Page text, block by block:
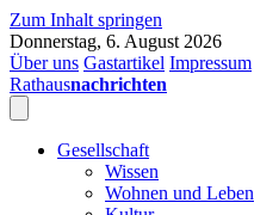
Zum Inhalt springen
Donnerstag, 6. August 2026
Über uns Gastartikel Impressum
Rathausnachrichten
Gesellschaft
Wissen
Wohnen und Leben